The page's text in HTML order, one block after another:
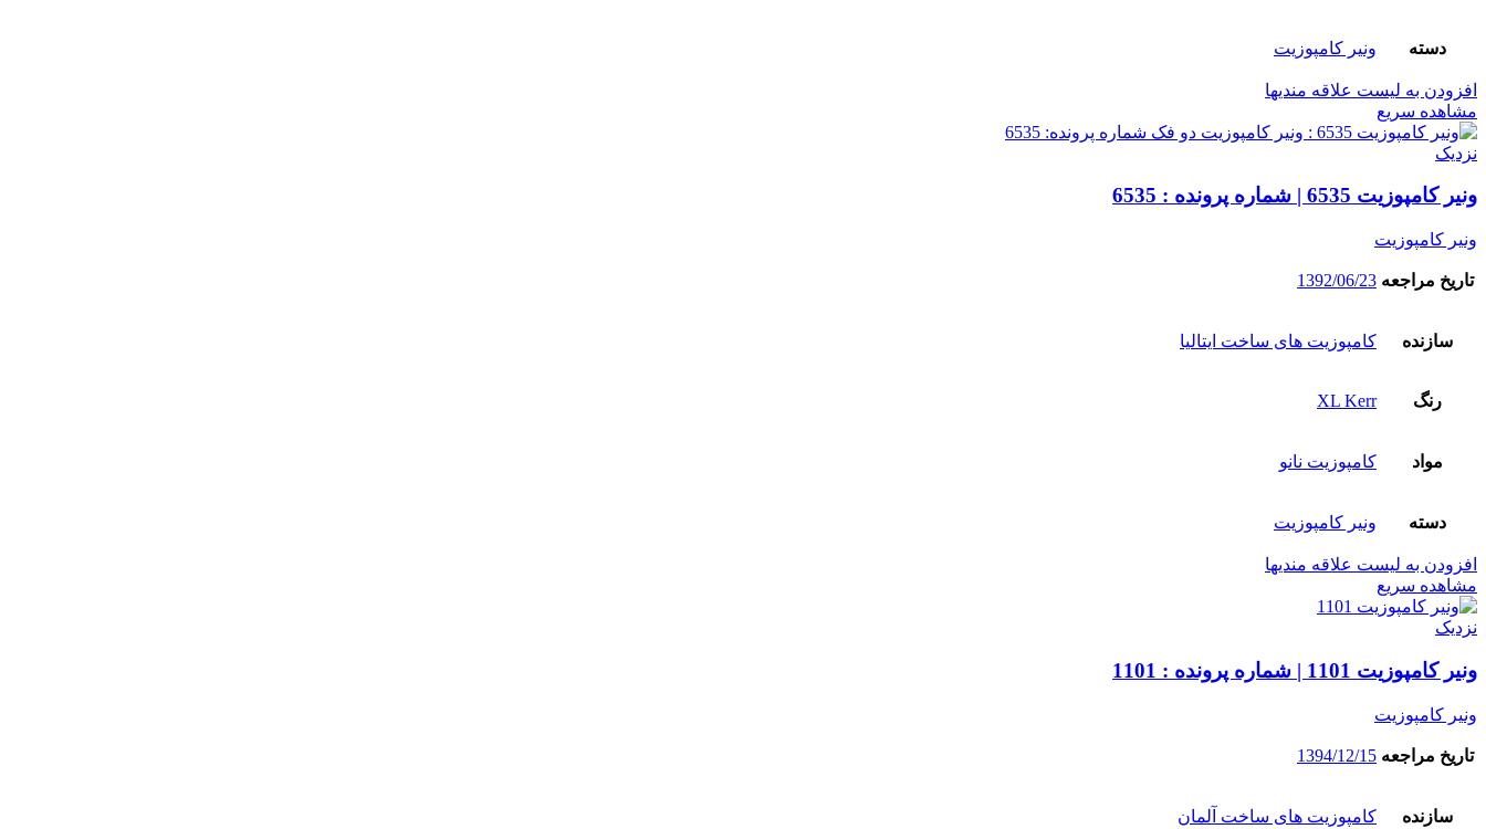
دسته ونیر کامپوزیت
افزودن به لیست علاقه مندیها
مشاهده سریع
نزدیک
ونیر کامپوزیت 6535 | شماره پرونده : 6535
ونیر کامپوزیت
تاریخ مراجعه 1392/06/23
سازنده کامپوزیت های ساخت ایتالیا
رنگ XL Kerr
مواد کامپوزیت نانو
دسته ونیر کامپوزیت
افزودن به لیست علاقه مندیها
مشاهده سریع
نزدیک
ونیر کامپوزیت 1101 | شماره پرونده : 1101
ونیر کامپوزیت
تاریخ مراجعه 1394/12/15
سازنده کامپوزیت های ساخت آلمان